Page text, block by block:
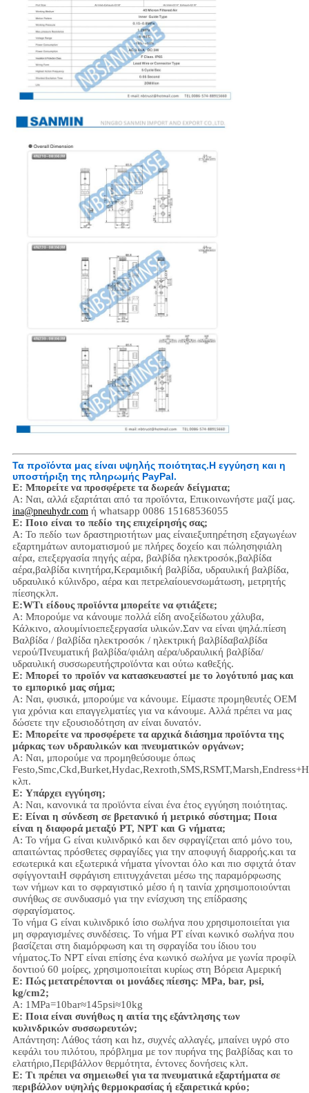
Τα προϊόντα μας είναι υψηλής ποιότητας.Η εγγύηση και η
υποστήριξη της πληρωμής PayPal.
Ε: Μπορείτε να προσφέρετε τα δωρεάν δείγματα;
Α: Ναι, αλλά εξαρτάται από τα προϊόντα, Επικοινωνήστε μαζί μας.
ina@pneuhydr.com ή whatsapp 0086 15168536055
Ε: Ποιο είναι το πεδίο της επιχείρησής σας;
Α: Το πεδίο των δραστηριοτήτων μας είναιεξυπηρέτηση εξαγωγέων
εξαρτημάτων αυτοματισμού με πλήρες δοχείο και πώλησηφιάλη
αέρα, επεξεργασία πηγής αέρα, βαλβίδα ηλεκτροσόκ,βαλβίδα
αέρα,βαλβίδα κινητήρα,Κεραμιδική βαλβίδα, υδραυλική βαλβίδα,
υδραυλικό κύλινδρο, αέρα και πετρελαίουενσωμάτωση, μετρητής
πίεσηςκλπ.
Ε:WΤι είδους προϊόντα μπορείτε να φτιάξετε;
Α: Μπορούμε να κάνουμε πολλά είδη ανοξείδωτου χάλυβα,
Κάλκινο, αλουμίνιοεπεξεργασία υλικών.Σαν να είναι ψηλά.πίεση
Βαλβίδα / βαλβίδα ηλεκτροσόκ / ηλεκτρική βαλβίδαβαλβίδα
νερού/Πνευματική βαλβίδα/φιάλη αέρα/υδραυλική βαλβίδα/
υδραυλική συσσωρευτήςπροϊόντα και ούτω καθεξής.
Ε: Μπορεί το προϊόν να κατασκευαστεί με το λογότυπό μας και
το εμπορικό μας σήμα;
Α: Ναι, φυσικά, μπορούμε να κάνουμε. Είμαστε προμηθευτές OEM
για χρόνια και επαγγελματίες για να κάνουμε. Αλλά πρέπει να μας
δώσετε την εξουσιοδότηση αν είναι δυνατόν.
Ε: Μπορείτε να προσφέρετε τα αρχικά διάσημα προϊόντα της
μάρκας των υδραυλικών και πνευματικών οργάνων;
Α: Ναι, μπορούμε να προμηθεύσουμε όπως
κλπ.
Ε: Υπάρχει εγγύηση;
Α: Ναι, κανονικά τα προϊόντα είναι ένα έτος εγγύηση ποιότητας.
Ε: Είναι η σύνδεση σε βρετανικό ή μετρικό σύστημα; Ποια
είναι η διαφορά μεταξύ PT, NPT και G νήματα;
Α: Το νήμα G είναι κυλινδρικό και δεν σφραγίζεται από μόνο του,
απαιτώντας πρόσθετες σφραγίδες για την αποφυγή διαρροής.και τα
εσωτερικά και εξωτερικά νήματα γίνονται όλο και πιο σφιχτά όταν
σφίγγονταιΗ σφράγιση επιτυγχάνεται μέσω της παραμόρφωσης
των νήμων και το σφραγιστικό μέσο ή η ταινία χρησιμοποιούνται
συνήθως σε συνδυασμό για την ενίσχυση της επίδρασης
σφραγίσματος.
Το νήμα G είναι κυλινδρικό ίσιο σωλήνα που χρησιμοποιείται για
μη σφραγισμένες συνδέσεις. Το νήμα PT είναι κωνικό σωλήνα που
βασίζεται στη διαμόρφωση και τη σφραγίδα του ίδιου του
νήματος.Το NPT είναι επίσης ένα κωνικό σωλήνα με γωνία προφίλ
δοντιού 60 μοίρες, χρησιμοποιείται κυρίως στη Βόρεια Αμερική
Ε: Πώς μετατρέπονται οι μονάδες πίεσης: MPa, bar, psi,
kg/cm2;
Α: 1MPa=10bar≈145psi≈10kg
Ε: Ποια είναι συνήθως η αιτία της εξάντλησης των
κυλινδρικών συσσωρευτών;
Απάντηση: Λάθος τάση και hz, συχνές αλλαγές, μπαίνει υγρό στο
κεφάλι του πιλότου, πρόβλημα με τον πυρήνα της βαλβίδας και το
ελατήριο,Περιβάλλον θερμότητα, έντονες δονήσεις κλπ.
Ε: Τι πρέπει να σημειωθεί για τα πνευματικά εξαρτήματα σε
περιβάλλον υψηλής θερμοκρασίας ή εξαιρετικά κρύο;